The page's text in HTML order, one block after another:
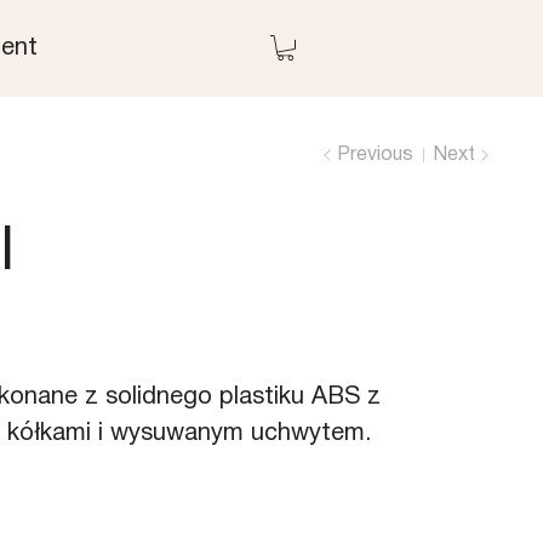
Previous Next
z solidnego plastiku ABS z
i wysuwanym uchwytem.